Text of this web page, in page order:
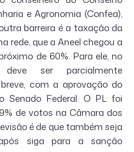
e Agronomia (Confea),
barreira é a taxação da
rede, que a Aneel chegou a
de 60%. Para ele, no
ser parcialmente
com a aprovação do
Senado Federal. O PL foi
de votos na Câmara dos
é de que também seja
siga para a sanção